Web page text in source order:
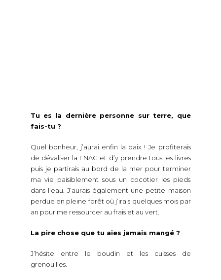
de dévaliser la FNAC et d’y prendre tous les livres
puis je partirais au bord de la mer pour terminer
ma vie paisiblement sous un cocotier les pieds
dans l’eau. J’aurais également une petite maison
perdue en pleine forêt où j’irais quelques mois par
an pour me ressourcer au frais et au vert.